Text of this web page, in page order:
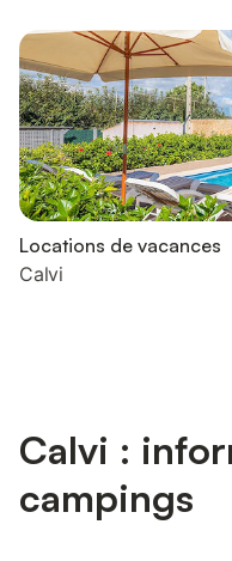
Locations de vacances
Calvi
Calvi :
campings